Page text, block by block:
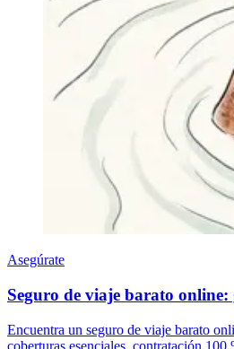
Asegúrate
Seguro de viaje barato online:
Encuentra un seguro de viaje barato
coberturas esenciales, contratación